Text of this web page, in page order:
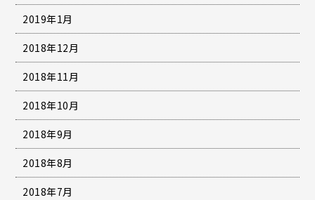
2019年1月
2018年12月
2018年11月
2018年10月
2018年9月
2018年8月
2018年7月